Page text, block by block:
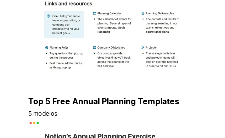
Top 5 Free Annual Planning Templates
5 modelos